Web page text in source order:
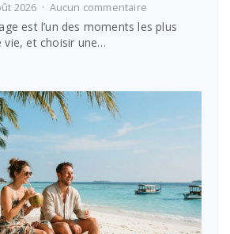
2026 Aucun commentaire
Quel
budget
dans
une
villa
privée
est l’un des moments les plus
vie, et choisir une…